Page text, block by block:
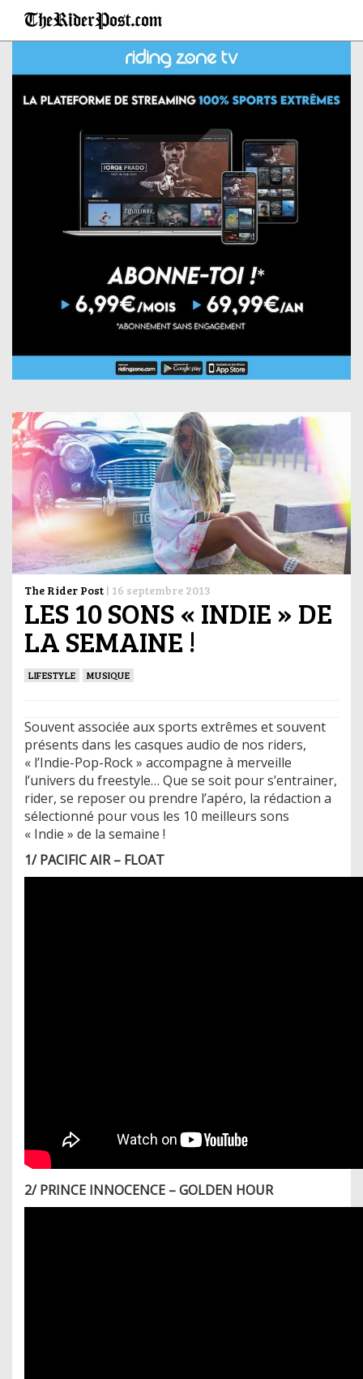
The Rider Post | 16 septembre 2013
LES 10 SONS « INDIE » DE
LA SEMAINE !
LIFESTYLE MUSIQUE
Souvent associée aux sports extrêmes et souvent
présents dans les casques audio de nos riders,
« l’Indie-Pop-Rock » accompagne à merveille
l’univers du freestyle… Que se soit pour s’entrainer,
rider, se reposer ou prendre l’apéro, la rédaction a
sélectionné pour vous les 10 meilleurs sons
« Indie » de la semaine !
1/ PACIFIC AIR – FLOAT
2/ PRINCE INNOCENCE – GOLDEN HOUR